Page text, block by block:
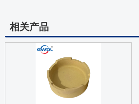
相关产品